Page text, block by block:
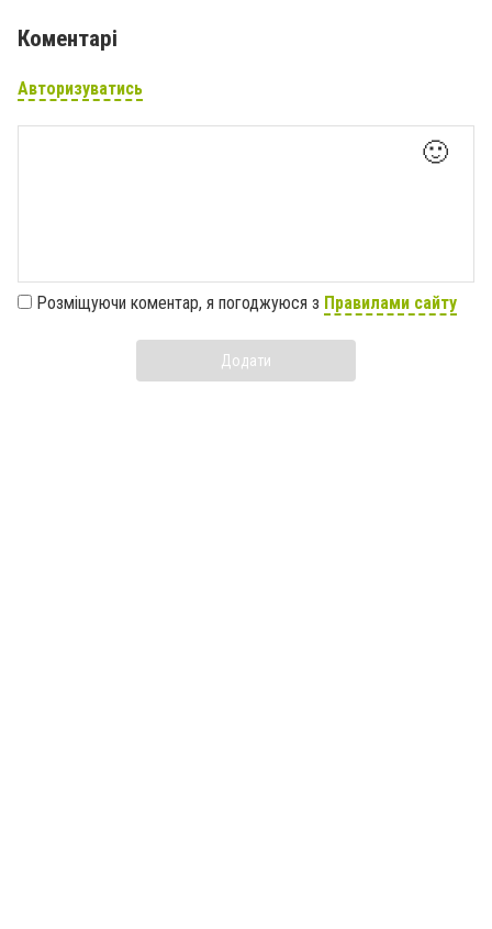
Коментарі
Авторизуватись
🙂
Розміщуючи коментар, я погоджуюся з Правилами сайту
Додати